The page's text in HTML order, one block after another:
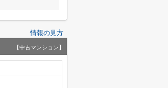
情報の見方
【中古マンション】